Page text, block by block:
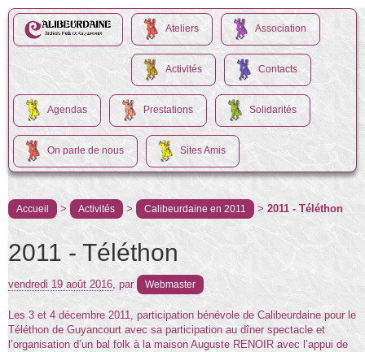
Ateliers Association
Activités Contacts
Agendas Prestations Solidarités
On parle de nous Sites Amis
Accueil > Activités > Calibeurdaine en 2011 > 2011 - Téléthon
2011 - Téléthon
vendredi 19 août 2016, par Webmaster
Les 3 et 4 décembre 2011, participation bénévole de Calibeurdaine pour le
Téléthon de Guyancourt avec sa participation au dîner spectacle et
l’organisation d’un bal folk à la maison Auguste RENOIR avec l’appui de